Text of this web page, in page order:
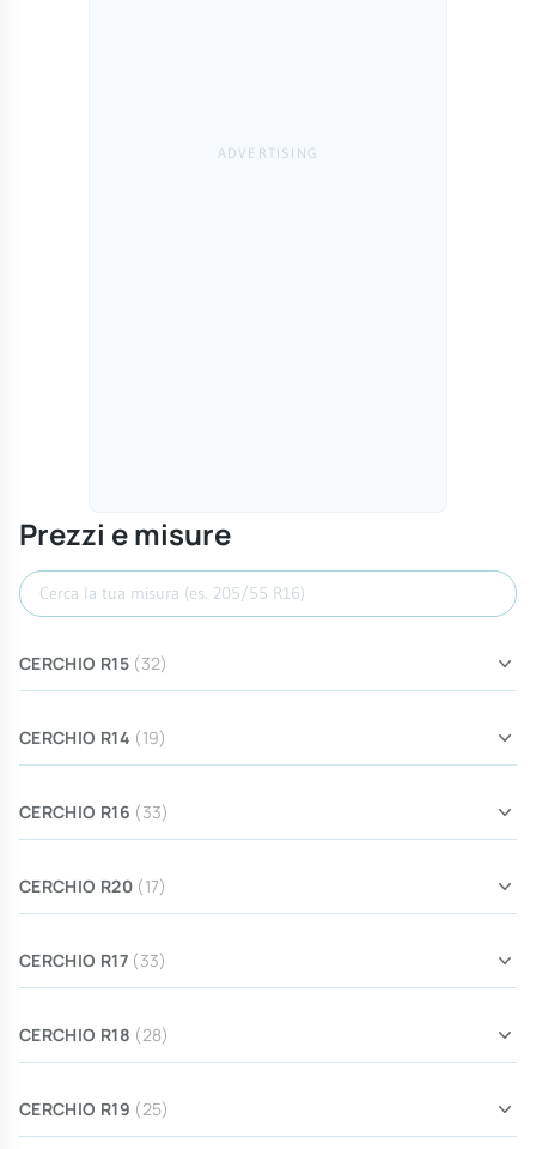
Prezzi e misure
Cerca misura
CERCHIO R15 (32)
CERCHIO R14 (19)
CERCHIO R16 (33)
CERCHIO R20 (17)
CERCHIO R17 (33)
CERCHIO R18 (28)
CERCHIO R19 (25)